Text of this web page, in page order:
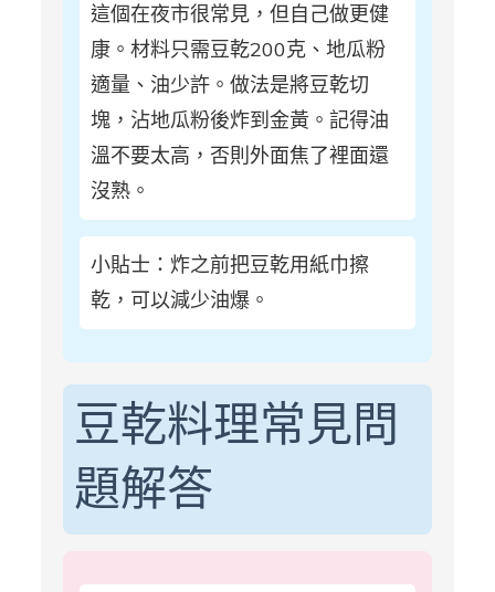
這個在夜市很常見，但自己做更健
康。材料只需豆乾200克、地瓜粉
適量、油少許。做法是將豆乾切
塊，沾地瓜粉後炸到金黃。記得油
溫不要太高，否則外面焦了裡面還
沒熟。
小貼士：炸之前把豆乾用紙巾擦
乾，可以減少油爆。
豆乾料理常見問
題解答